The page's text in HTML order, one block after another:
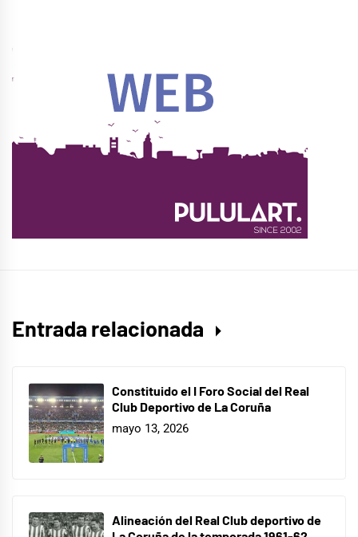
Entrada relacionada
Constituido el I Foro Social del Real
Club Deportivo de La Coruña
mayo 13, 2026
Alineación del Real Club deportivo de